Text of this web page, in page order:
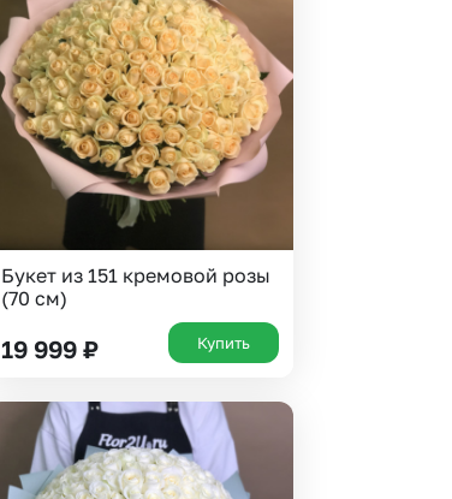
Букет из 151 кремовой розы
(70 см)
19 999 ₽ Купить